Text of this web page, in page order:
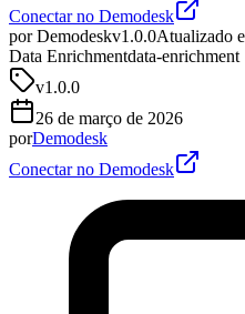
Conectar no Demodesk
por Demodeskv1.0.0Atualizado
Data Enrichmentdata-enrichment
v1.0.0
26 de março de 2026
porDemodesk
Conectar no Demodesk